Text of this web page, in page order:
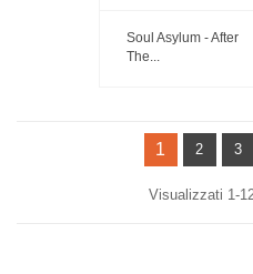
Soul Asylum - After
The...
1 2 3
Visualizzati 1-